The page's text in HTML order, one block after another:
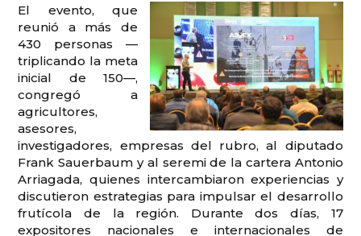
El evento, que
reunió a más de
430 personas —
triplicando la meta
inicial de 150—,
congregó a
agricultores,
asesores,
investigadores, empresas del rubro, al diputado
Frank Sauerbaum y al seremi de la cartera Antonio
Arriagada, quienes intercambiaron experiencias y
discutieron estrategias para impulsar el desarrollo
frutícola de la región. Durante dos días, 17
expositores nacionales e internacionales de